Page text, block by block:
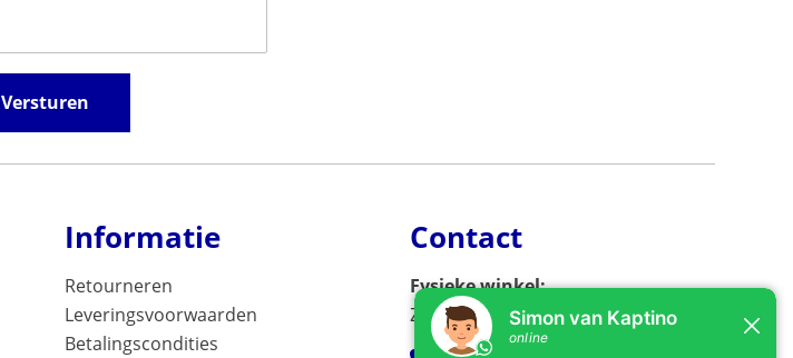
Versturen
Informatie
Retourneren
Leveringsvoorwaarden
Betalingscondities
Contact
Fysieke winkel:
Zijlweg 53, 2013 DC Haarlem